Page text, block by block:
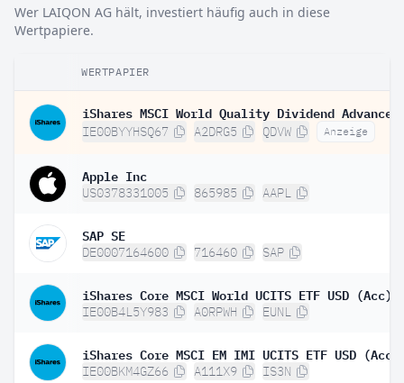
Wer LAIQON AG hält, investiert häufig auch in diese
Wertpapiere.
WERTPAPIER
IE00BYYHSQ67 A2DRG5 QDVW Anzeige
Apple Inc
US0378331005 865985 AAPL
SAP SE
DE0007164600 716460 SAP
iShares Core MSCI World UCITS ETF USD (Acc)
IE00B4L5Y983 A0RPWH EUNL
iShares Core MSCI EM IMI UCITS ETF USD (Acc)
IE00BKM4GZ66 A111X9 IS3N